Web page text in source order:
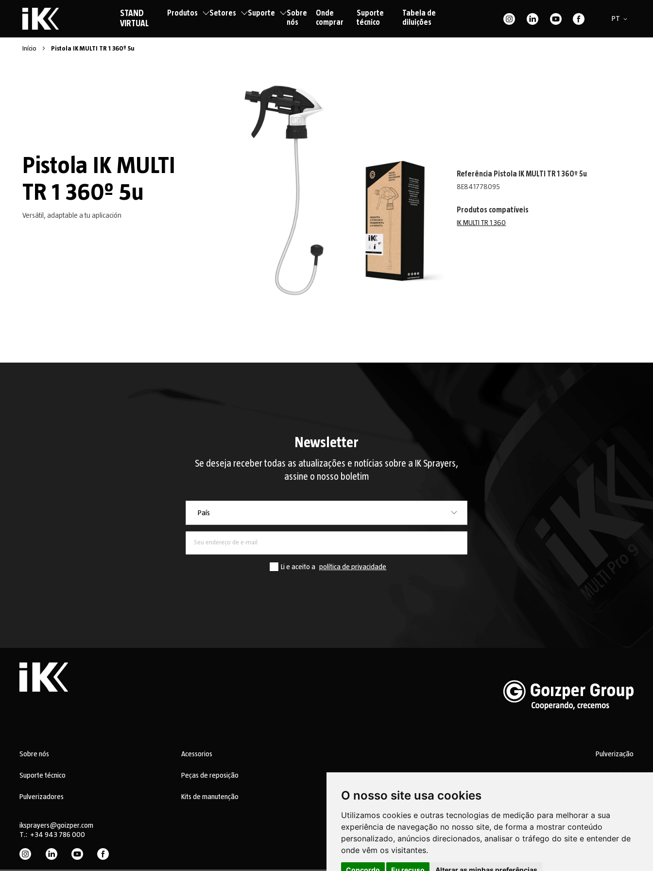
O nosso site usa cookies
Utilizamos cookies e outras tecnologias de medição para melhorar a sua
experiência de navegação no nosso site, de forma a mostrar conteúdo
personalizado, anúncios direcionados, analisar o tráfego do site e entender de
onde vêm os visitantes.
STAND
VIRTUAL
Produtos Setores Suporte
Sobre
nós
Onde
comprar
Suporte
técnico
Tabela de
diluições
Idioma
PT
Início Pistola IK MULTI TR 1 360º 5u
Pistola IK MULTI
TR 1 360º 5u
Versátil, adaptable a tu aplicación
Referência Pistola IK MULTI TR 1 360º 5u
8E841778095
Produtos compatíveis
IK MULTI TR 1 360
Newsletter
Se deseja receber todas as atualizações e notícias sobre a IK Sprayers,
assine o nosso boletim
País
Li e aceito a política de privacidade
Sobre nós
Suporte técnico
Pulverizadores
Acessorios
Peças de reposição
Kits de manutenção
iksprayers@goizper.com
T.: +34 943 786 000
Pulverização
Goizper S.Coop. Antigua, 4 20577 Antzuola (Gipuzkoa)